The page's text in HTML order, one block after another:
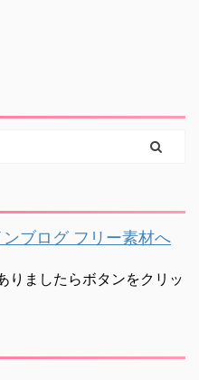
りましたらボタンをクリッ